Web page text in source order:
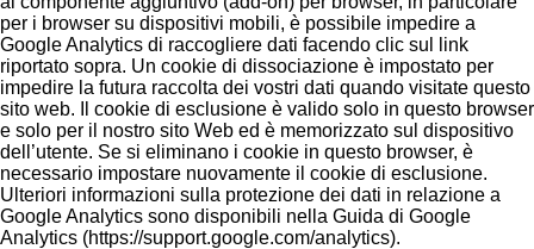
per i browser su dispositivi mobili, è possibile impedire a
Google Analytics di raccogliere dati facendo clic sul link
riportato sopra. Un cookie di dissociazione è impostato per
impedire la futura raccolta dei vostri dati quando visitate questo
sito web. Il cookie di esclusione è valido solo in questo browser
e solo per il nostro sito Web ed è memorizzato sul dispositivo
dell’utente. Se si eliminano i cookie in questo browser, è
necessario impostare nuovamente il cookie di esclusione.
Ulteriori informazioni sulla protezione dei dati in relazione a
Google Analytics sono disponibili nella Guida di Google
Analytics (https://support.google.com/analytics).